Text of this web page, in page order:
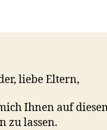
liebe Eltern,
Ihnen auf
zu lassen.